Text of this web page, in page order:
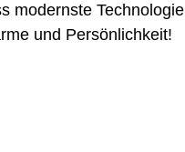
modernste
und Persönlichkeit!